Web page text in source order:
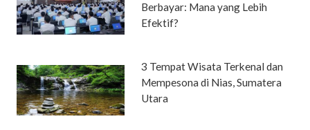
Berbayar: Mana yang Lebih
Efektif?
3 Tempat Wisata Terkenal dan
Mempesona di Nias, Sumatera
Utara